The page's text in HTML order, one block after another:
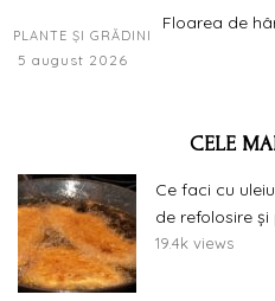
PLANTE ȘI GRĂDINI
Floarea de
5 august 2026
CELE
Ce faci cu
de refolosire
19.4k views